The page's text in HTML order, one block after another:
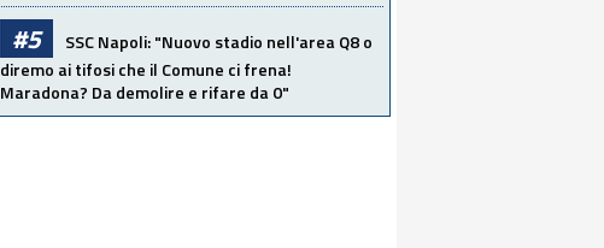
#5 SSC Napoli: "Nuovo stadio nell'area Q8 o
diremo ai tifosi che il Comune ci frena!
Maradona? Da demolire e rifare da 0"